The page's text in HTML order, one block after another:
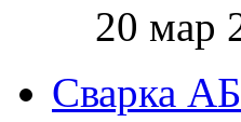
20 мар
Сварка